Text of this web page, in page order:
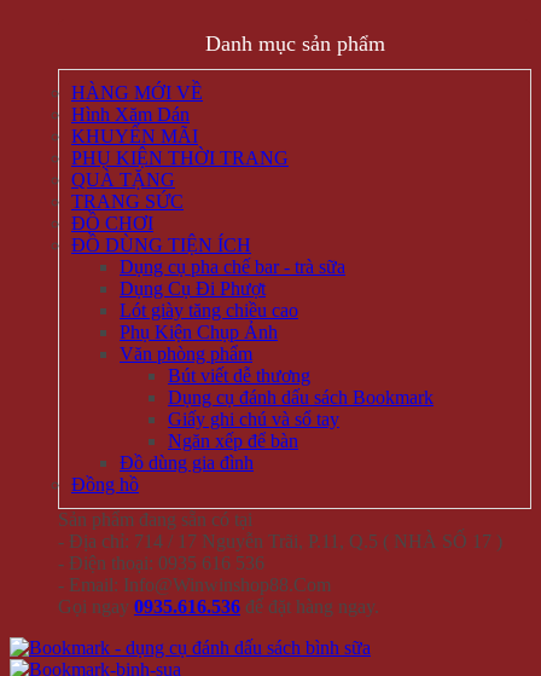
Danh mục sản phẩm
HÀNG MỚI VỀ
Hình Xăm Dán
KHUYẾN MÃI
PHỤ KIỆN THỜI TRANG
QUÀ TẶNG
TRANG SỨC
ĐỒ CHƠI
ĐỒ DÙNG TIỆN ÍCH
Dụng cụ pha chế bar - trà sữa
Dụng Cụ Đi Phượt
Lót giày tăng chiều cao
Phụ Kiện Chụp Ảnh
Văn phòng phẩm
Bút viết dễ thương
Dụng cụ đánh dấu sách Bookmark
Giấy ghi chú và sổ tay
Ngăn xếp để bàn
Đồ dùng gia đình
Đồng hồ
Sản phẩm đang sẵn có tại
- Địa chỉ: 714 / 17 Nguyễn Trãi, P.11, Q.5 ( NHÀ SỐ 17 )
- Điện thoại: 0935 616 536
- Email: Info@Winwinshop88.Com
Gọi ngay 0935.616.536 để đặt hàng ngay.